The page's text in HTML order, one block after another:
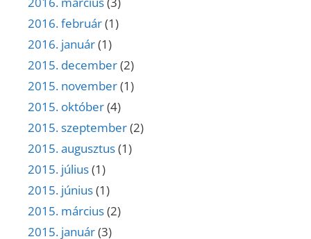
2016. február(1)
2016. január(1)
2015. december(2)
2015. november(1)
2015. október(4)
2015. szeptember(2)
2015. augusztus(1)
2015. július(1)
2015. június(1)
2015. március(2)
2015. január(3)